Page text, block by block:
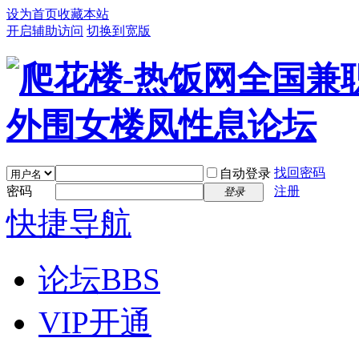
设为首页收藏本站
开启辅助访问 切换到宽版
自动登录 找回密码
密码
登录 注册
快捷导航
论坛BBS
VIP开通